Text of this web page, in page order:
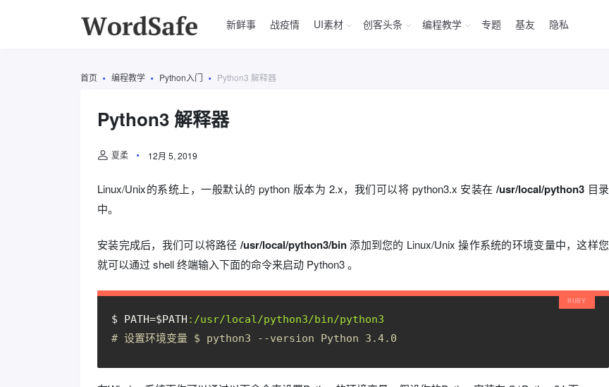
新鲜事 战疫情 UI素材 创客头条 编程教学 专题 基友 隐私
首页 编程教学 Python入门 Python3 解释器
Python3 解释器
夏柔 12月 5, 2019
Linux/Unix的系统上，一般默认的 python 版本为 2.x，我们可以将 python3.x 安装在 /usr/local/python3 目录
中。
安装完成后，我们可以将路径 /usr/local/python3/bin添加到您的 Linux/Unix 操作系统的环境变量中，这样您
就可以通过 shell 终端输入下面的命令来启动 Python3 。
$ PATH=$PATH :/usr/local/python3/bin/python3
# 设置环境变量 $ python3 --version Python 3.4.0